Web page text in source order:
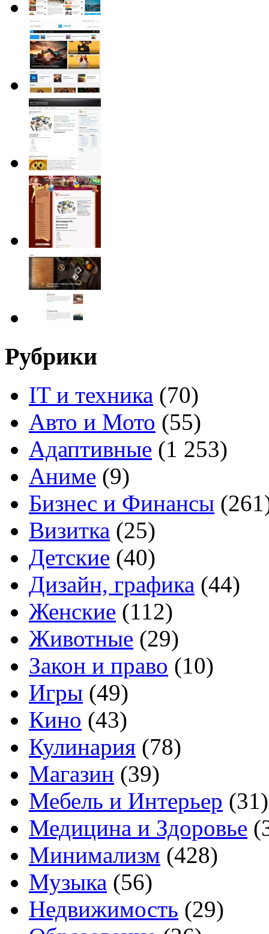
Рубрики
IT и техника (70)
Авто и Мото (55)
Адаптивные (1 253)
Аниме (9)
Бизнес и Финансы
Визитка (25)
Детские (40)
Дизайн, графика (44)
Женские (112)
Животные (29)
Закон и право (10)
Игры (49)
Кино (43)
Кулинария (78)
Магазин (39)
Мебель и Интерьер (31)
Медицина и Здоровье
Минимализм (428)
Музыка (56)
Недвижимость (29)